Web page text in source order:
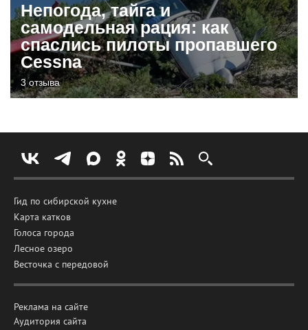
Непогода, тайга и
самодельная рация: как
спаслись пилоты пропавшего
Cessna
3 отзыва
Гид по сибирской кухне
Карта катков
Голоса города
Лесное озеро
Весточка с передовой
Реклама на сайте
Аудитория сайта